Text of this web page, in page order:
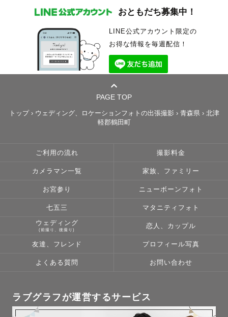
おともだち募集中！
LINE公式アカウント限定の
お得な情報を毎週配信！
PAGE TOP
トップ› ウェディング、ロケーションフォトの出張撮影 › 青森県› 北津
軽郡鶴田町
ご利用の流れ 撮影料金
カメラマン一覧 家族、ファミリー
お宮参り ニューボーンフォト
七五三 マタニティフォト
ウェディング
(前撮り、後撮り)
恋人、カップル
友達、フレンド プロフィール写真
よくある質問 お問い合わせ
ラブグラフが運営するサービス